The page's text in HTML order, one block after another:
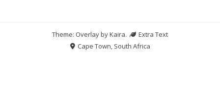
Theme: Overlay byKaira.
Extra Text
Cape Town, South Africa